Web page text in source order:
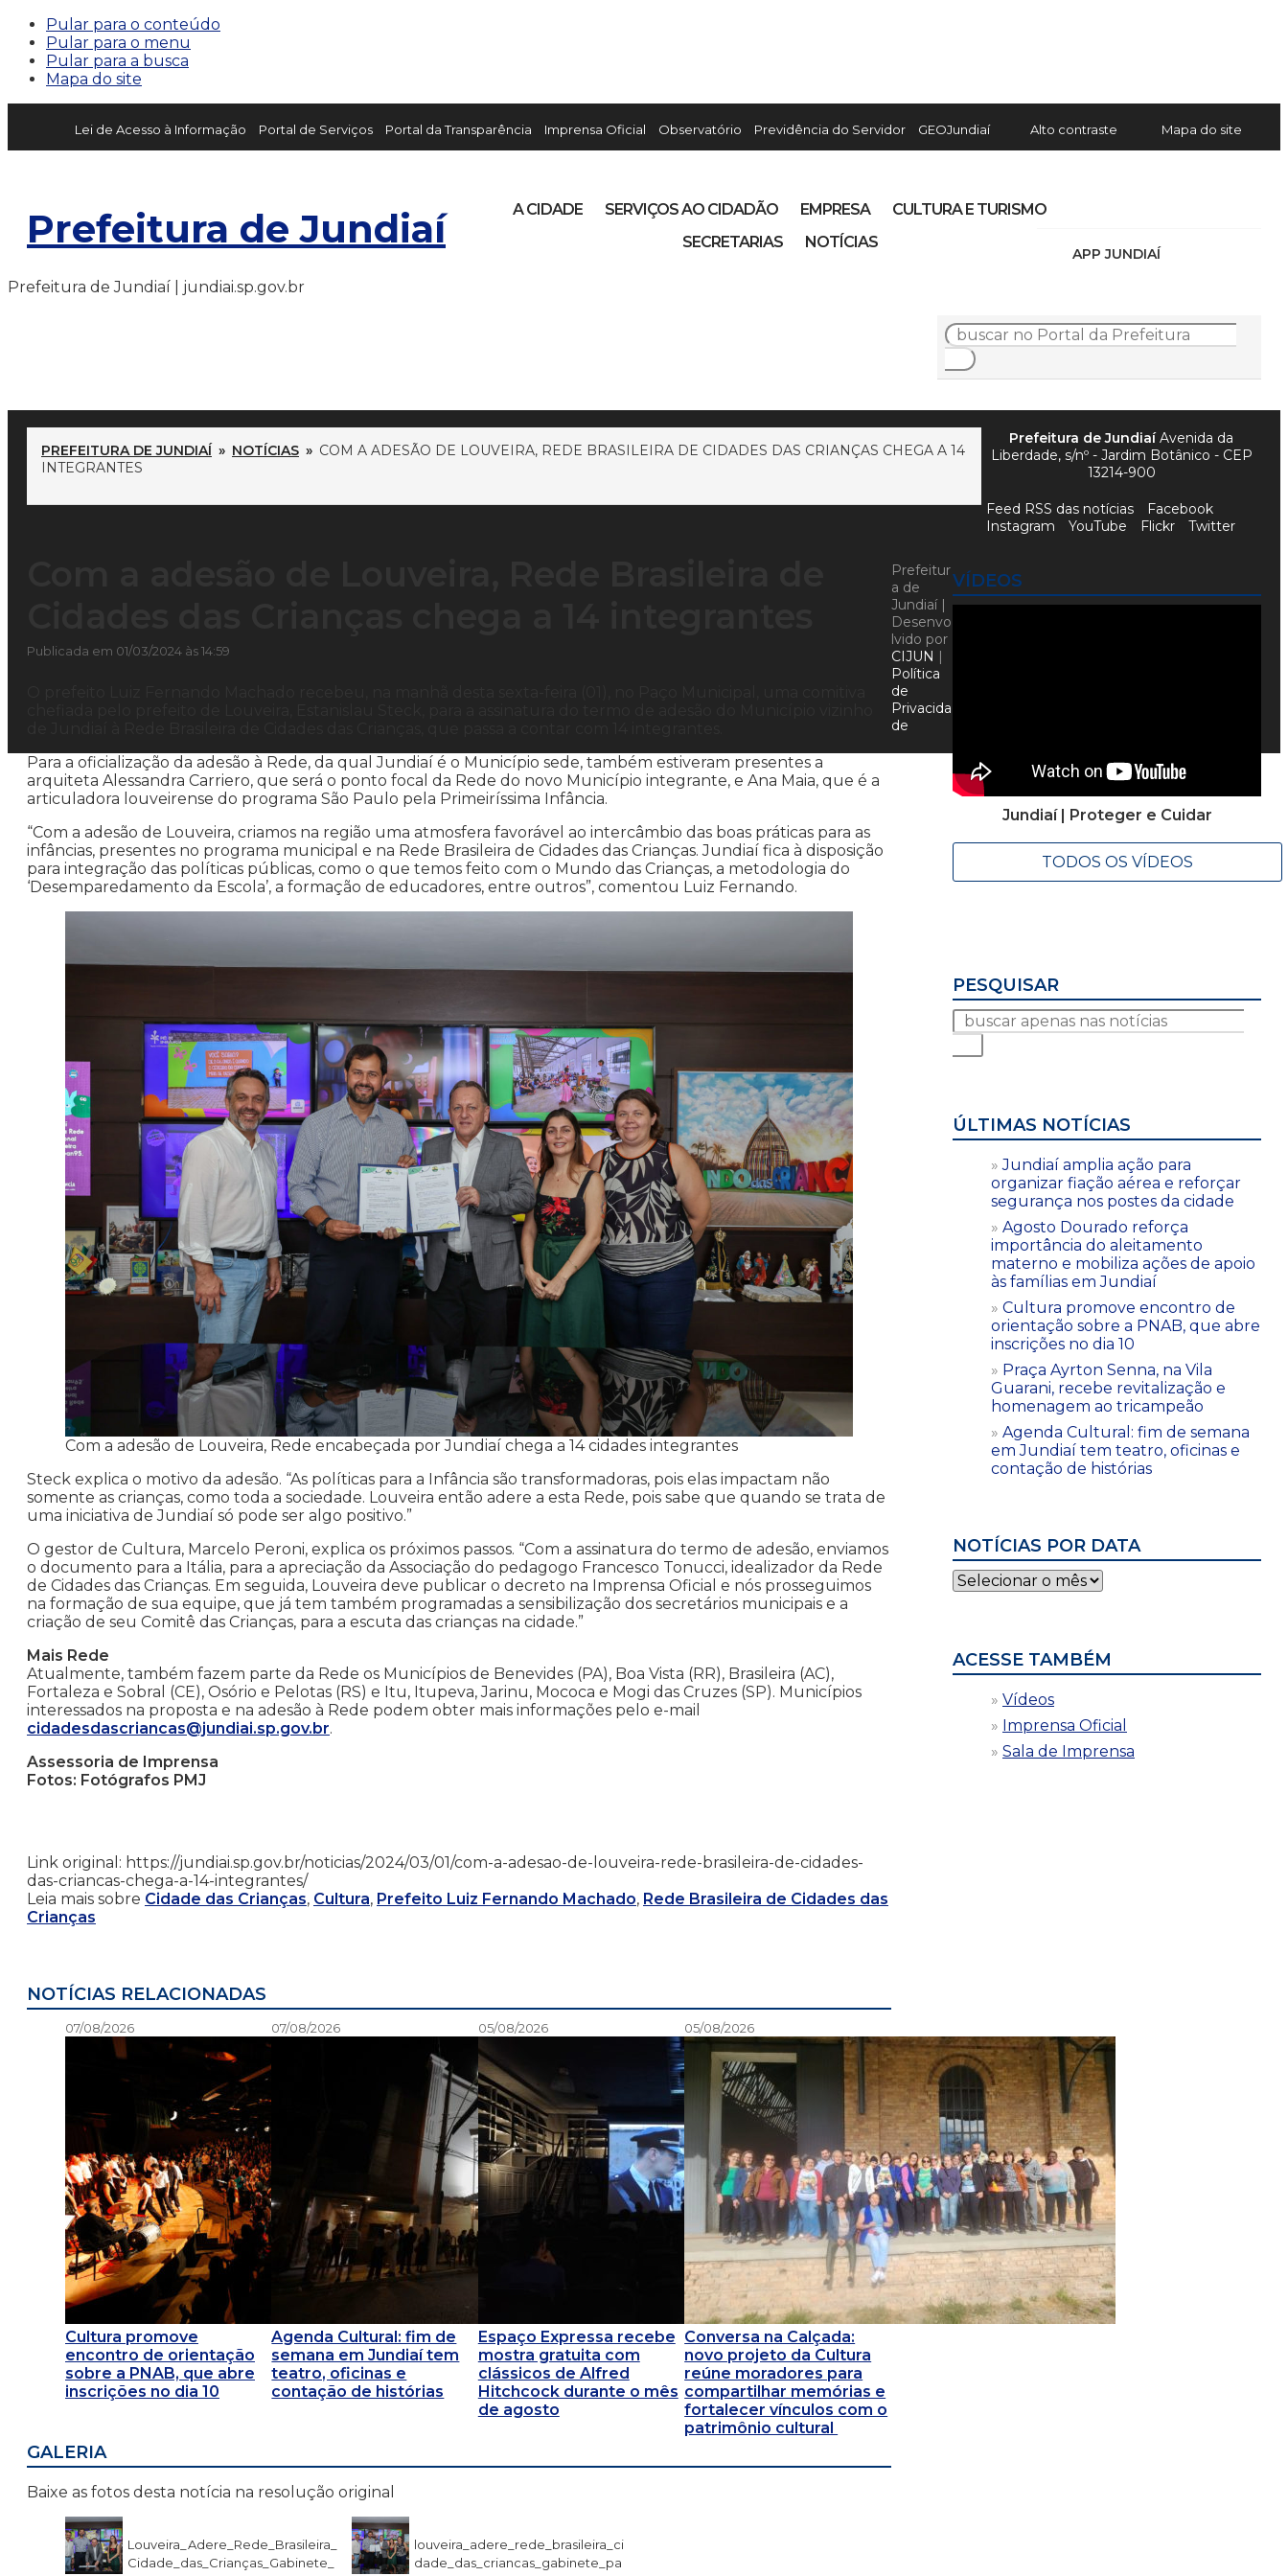
Pular para o conteúdo
Pular para o menu
Pular para a busca
Mapa do site
Lei de Acesso à Informação Portal de Serviços Portal da Transparência Imprensa Oficial Observatório Previdência do Servidor GEOJundiaí Alto contraste Mapa do site
Prefeitura de Jundiaí
APP JUNDIAÍ
A CIDADE SERVIÇOS AO CIDADÃO EMPRESA
CULTURA E TURISMO
SECRETARIAS
NOTÍCIAS
Prefeitura de Jundiaí | jundiai.sp.gov.br
PREFEITURA DE JUNDIAÍ » NOTÍCIAS » COM A ADESÃO DE LOUVEIRA, REDE BRASILEIRA DE CIDADES DAS CRIANÇAS CHEGA A 14
INTEGRANTES
Publicada em 01/03/2024 às 14:59
Para a oficialização da adesão à Rede, da qual Jundiaí é o Município sede, também estiveram presentes a
arquiteta Alessandra Carriero, que será o ponto focal da Rede do novo Município integrante, e Ana Maia, que é a
articuladora louveirense do programa São Paulo pela Primeiríssima Infância.
“Com a adesão de Louveira, criamos na região uma atmosfera favorável ao intercâmbio das boas práticas para as
infâncias, presentes no programa municipal e na Rede Brasileira de Cidades das Crianças. Jundiaí fica à disposição
para integração das políticas públicas, como o que temos feito com o Mundo das Crianças, a metodologia do
‘Desemparedamento da Escola’, a formação de educadores, entre outros”, comentou Luiz Fernando.
Com a adesão de Louveira, Rede encabeçada por Jundiaí chega a 14 cidades integrantes
Steck explica o motivo da adesão. “As políticas para a Infância são transformadoras, pois elas impactam não
somente as crianças, como toda a sociedade. Louveira então adere a esta Rede, pois sabe que quando se trata de
uma iniciativa de Jundiaí só pode ser algo positivo.”
O gestor de Cultura, Marcelo Peroni, explica os próximos passos. “Com a assinatura do termo de adesão, enviamos
o documento para a Itália, para a apreciação da Associação do pedagogo Francesco Tonucci, idealizador da Rede
de Cidades das Crianças. Em seguida, Louveira deve publicar o decreto na Imprensa Oficial e nós prosseguimos
na formação de sua equipe, que já tem também programadas a sensibilização dos secretários municipais e a
criação de seu Comitê das Crianças, para a escuta das crianças na cidade.”
Mais Rede
Atualmente, também fazem parte da Rede os Municípios de Benevides (PA), Boa Vista (RR), Brasileira (AC),
Fortaleza e Sobral (CE), Osório e Pelotas (RS) e Itu, Itupeva, Jarinu, Mococa e Mogi das Cruzes (SP). Municípios
interessados na proposta e na adesão à Rede podem obter mais informações pelo e-mail
cidadesdascriancas@jundiai.sp.gov.br.
Assessoria de Imprensa
Fotos: Fotógrafos PMJ
Link original: https://jundiai.sp.gov.br/noticias/2024/03/01/com-a-adesao-de-louveira-rede-brasileira-de-cidades-
das-criancas-chega-a-14-integrantes/
Leia mais sobre Cidade das Crianças, Cultura, Prefeito Luiz Fernando Machado, Rede Brasileira de Cidades das
Crianças
NOTÍCIAS RELACIONADAS
07/08/2026
Cultura promove
encontro de orientação
sobre a PNAB, que abre
inscrições no dia 10
07/08/2026
Agenda Cultural: fim de
semana em Jundiaí tem
teatro, oficinas e
contação de histórias
05/08/2026
Espaço Expressa recebe
mostra gratuita com
clássicos de Alfred
Hitchcock durante o mês
de agosto
05/08/2026
Conversa na Calçada:
novo projeto da Cultura
reúne moradores para
compartilhar memórias e
fortalecer vínculos com o
patrimônio cultural
GALERIA
Baixe as fotos desta notícia na resolução original
Louveira_Adere_Rede_Brasileira_
Cidade_das_Crianças_Gabinete_
louveira_adere_rede_brasileira_ci
dade_das_criancas_gabinete_pa
VÍDEOS
Jundiaí | Proteger e Cuidar
TODOS OS VÍDEOS
PESQUISAR
ÚLTIMAS NOTÍCIAS
Jundiaí amplia ação para
organizar fiação aérea e reforçar
segurança nos postes da cidade
Agosto Dourado reforça
importância do aleitamento
materno e mobiliza ações de apoio
às famílias em Jundiaí
Cultura promove encontro de
orientação sobre a PNAB, que abre
inscrições no dia 10
Praça Ayrton Senna, na Vila
Guarani, recebe revitalização e
homenagem ao tricampeão
Agenda Cultural: fim de semana
em Jundiaí tem teatro, oficinas e
contação de histórias
NOTÍCIAS POR DATA
Notícias
por
ACESSE TAMBÉM
Vídeos
Imprensa Oficial
Sala de Imprensa
Prefeitura de JundiaíAvenida da
Liberdade, s/nº - Jardim Botânico - CEP
13214-900
Feed RSS das notícias
Facebook
Instagram
YouTube Flickr Twitter
Prefeitur
a de
Jundiaí |
Desenvo
lvido por
CIJUN |
Política
de
Privacida
de